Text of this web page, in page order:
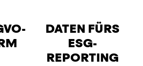
DATEN FÜRS
ESG-
REPORTING